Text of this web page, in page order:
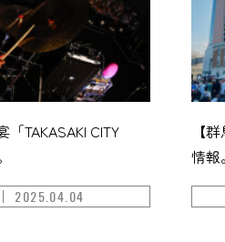
「TAKASAKI CITY
2025.04.04
【
情報。